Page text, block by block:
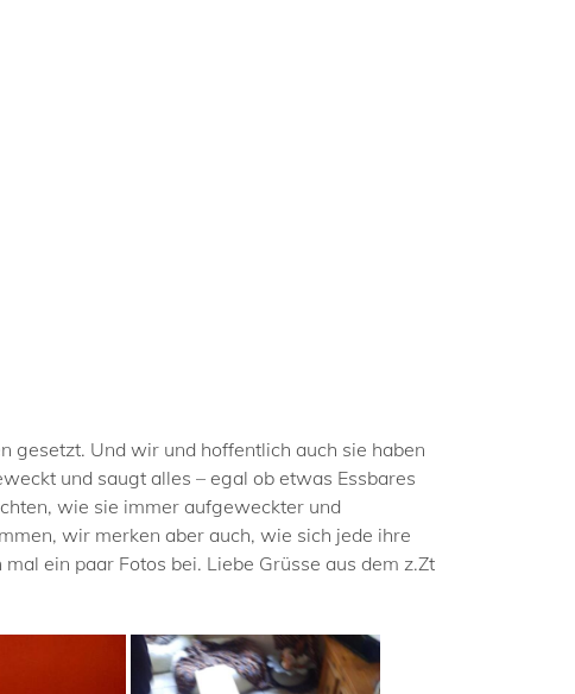
gesetzt. Und wir und hoffentlich auch sie haben
und saugt alles – egal ob etwas Essbares
wie sie immer aufgeweckter und
wir merken aber auch, wie sich jede ihre
ein paar Fotos bei. Liebe Grüsse aus dem z.Zt